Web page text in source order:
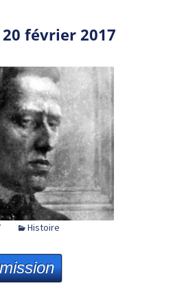
février 2017
Histoire